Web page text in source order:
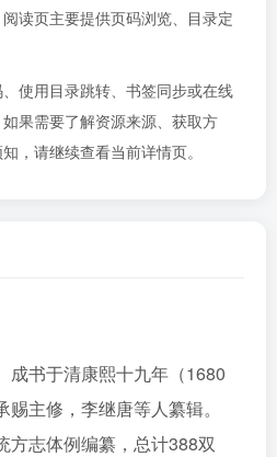
读页主要提供页码浏览、目录定
使用目录跳转、书签同步或在线
如果需要了解资源来源、获取方
，请继续查看当前详情页。
成书于清康熙十九年（1680
主修，李继唐等人纂辑。
方志体例编纂，总计388双